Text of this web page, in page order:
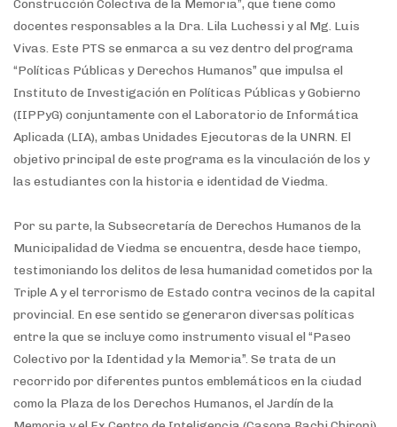
Construcción Colectiva de la Memoria”, que tiene como
docentes responsables a la Dra. Lila Luchessi y al Mg. Luis
Vivas. Este PTS se enmarca a su vez dentro del programa
“Políticas Públicas y Derechos Humanos” que impulsa el
Instituto de Investigación en Políticas Públicas y Gobierno
(IIPPyG) conjuntamente con el Laboratorio de Informática
Aplicada (LIA), ambas Unidades Ejecutoras de la UNRN. El
objetivo principal de este programa es la vinculación de los y
las estudiantes con la historia e identidad de Viedma.
Por su parte, la Subsecretaría de Derechos Humanos de la
Municipalidad de Viedma se encuentra, desde hace tiempo,
testimoniando los delitos de lesa humanidad cometidos por la
Triple A y el terrorismo de Estado contra vecinos de la capital
provincial. En ese sentido se generaron diversas políticas
entre la que se incluye como instrumento visual el “Paseo
Colectivo por la Identidad y la Memoria”. Se trata de un
recorrido por diferentes puntos emblemáticos en la ciudad
como la Plaza de los Derechos Humanos, el Jardín de la